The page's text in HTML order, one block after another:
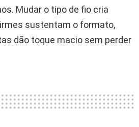
Mudar o tipo de fio cria
sustentam o formato,
dão toque macio sem perder